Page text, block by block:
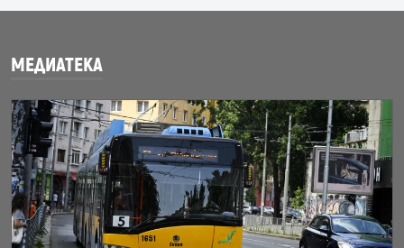
МЕДИАТЕКА